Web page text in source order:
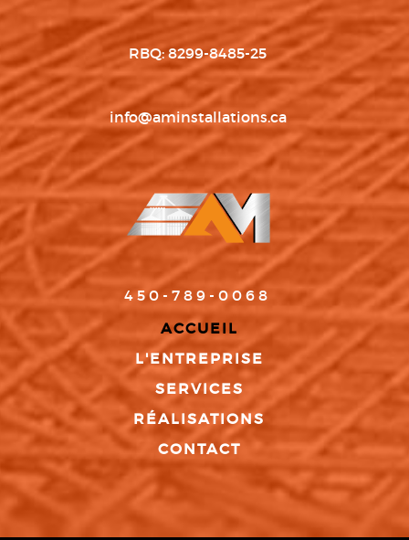
RBQ: 8299-8485-25
info@aminstallations.ca
450-789-0068
ACCUEIL
L'ENTREPRISE
SERVICES
RÉALISATIONS
CONTACT